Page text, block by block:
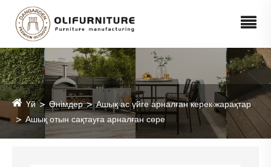
Үй Өнімдер
Ашық ас үйге арналған керек-жарақтар
Ашық отын сақтауға арналған сөре